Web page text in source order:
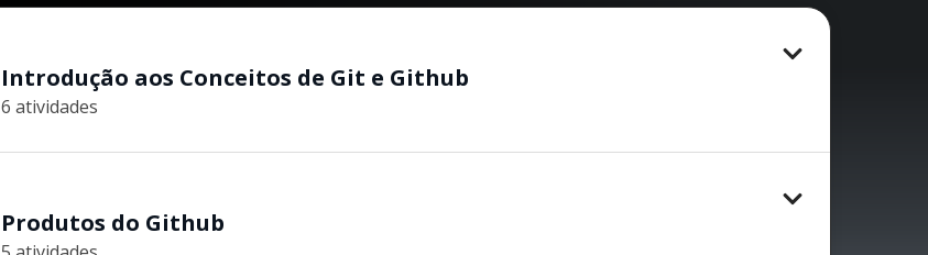
Introdução aos Conceitos de Git e Github
6 atividades
Produtos do Github